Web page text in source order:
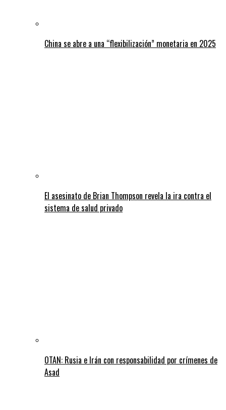
China se abre a una “flexibilización” monetaria en 2025
El asesinato de Brian Thompson revela la ira contra el
sistema de salud privado
OTAN: Rusia e Irán con responsabilidad por crímenes de
Asad